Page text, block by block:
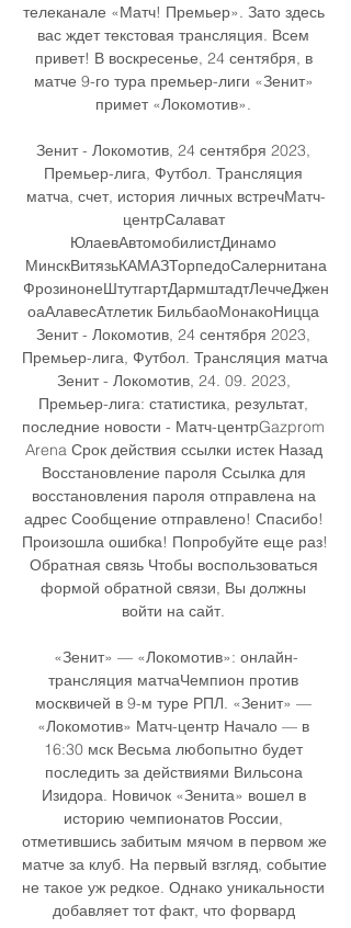
телеканале «Матч! Премьер». Зато здесь
вас ждет текстовая трансляция. Всем
привет! В воскресенье, 24 сентября, в
матче 9-го тура премьер-лиги «Зенит»
примет «Локомотив».
Зенит - Локомотив, 24 сентября 2023,
Премьер-лига, Футбол. Трансляция
матча, счет, история личных встречМатч-
центрСалават
ЮлаевАвтомобилистДинамо
МинскВитязьКАМАЗТорпедоСалернитана
ФрозинонеШтутгартДармштадтЛеччеДжен
оаАлавесАтлетик БильбаоМонакоНицца
Зенит - Локомотив, 24 сентября 2023,
Премьер-лига, Футбол. Трансляция матча
Зенит - Локомотив, 24. 09. 2023,
Премьер-лига: статистика, результат,
последние новости - Матч-центрGazprom
Arena Срок действия ссылки истек Назад
Восстановление пароля Ссылка для
восстановления пароля отправлена на
адрес Сообщение отправлено! Спасибо!
Произошла ошибка! Попробуйте еще раз!
Обратная связь Чтобы воспользоваться
формой обратной связи, Вы должны
войти на сайт.
«Зенит» — «Локомотив»: онлайн-
трансляция матчаЧемпион против
москвичей в 9-м туре РПЛ. «Зенит» —
«Локомотив» Матч-центр Начало — в
16:30 мск Весьма любопытно будет
последить за действиями Вильсона
Изидора. Новичок «Зенита» вошел в
историю чемпионатов России,
отметившись забитым мячом в первом же
матче за клуб. На первый взгляд, событие
не такое уж редкое. Однако уникальности
добавляет тот факт, что форвард